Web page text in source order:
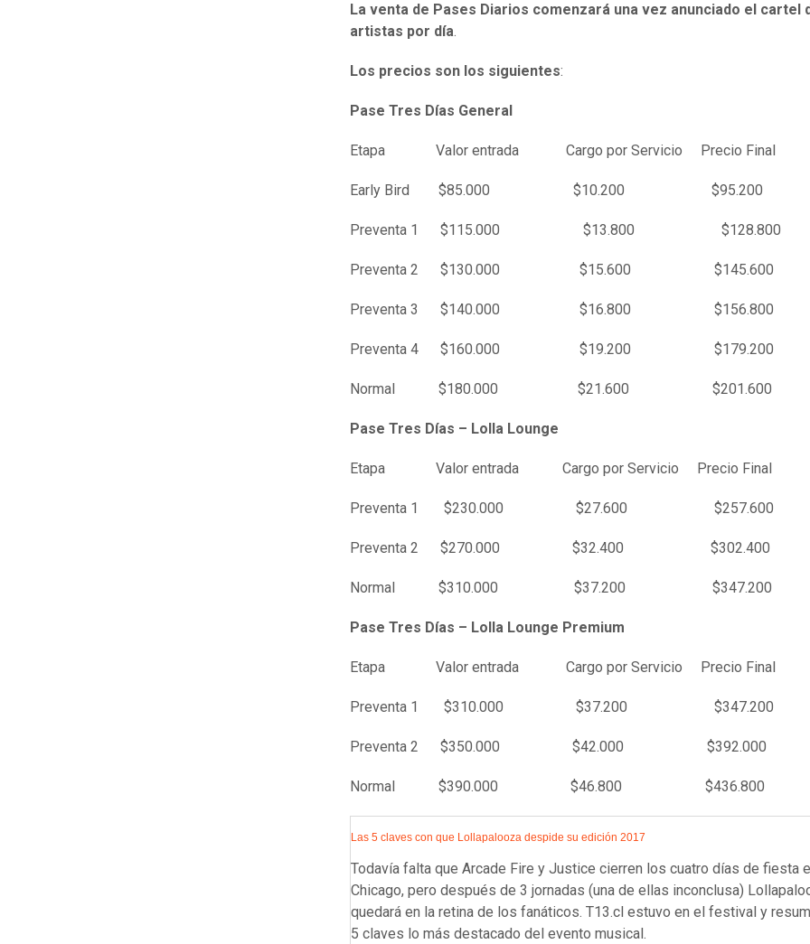
La venta de Pases Diarios comenzará una vez anunciado el cartel
artistas por día.
Los precios son los siguientes:
Pase Tres Días General
Etapa Valor entrada Cargo por Servicio Precio Final
Early Bird $85.000 $10.200 $95.200
Preventa 1 $115.000 $13.800 $128.800
Preventa 2 $130.000 $15.600 $145.600
Preventa 3 $140.000 $16.800 $156.800
Preventa 4 $160.000 $19.200 $179.200
Normal $180.000 $21.600 $201.600
Pase Tres Días – Lolla Lounge
Etapa Valor entrada Cargo por Servicio Precio Final
Preventa 1 $230.000 $27.600 $257.600
Preventa 2 $270.000 $32.400 $302.400
Normal $310.000 $37.200 $347.200
Pase Tres Días – Lolla Lounge Premium
Etapa Valor entrada Cargo por Servicio Precio Final
Preventa 1 $310.000 $37.200 $347.200
Preventa 2 $350.000 $42.000 $392.000
Normal $390.000 $46.800 $436.800
Las 5 claves con que Lollapalooza despide su edición 2017
Todavía falta que Arcade Fire y Justice cierren los cuatro días de fiesta
Chicago, pero después de 3 jornadas (una de ellas inconclusa)
quedará en la retina de los fanáticos. T13.cl estuvo en el festival y
5 claves lo más destacado del evento musical.